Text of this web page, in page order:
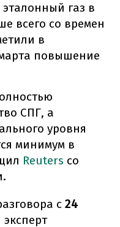
газ в
всего со времен
в
повышение
СПГ, а
уровня
минимум в
Reuters со
с 24